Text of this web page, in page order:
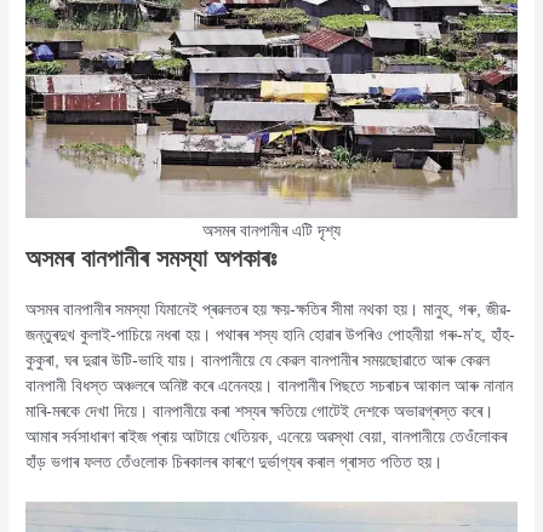
অসমৰ বানপানীৰ এটি দৃশ্য
অসমৰ বানপানীৰ সমস্যা অপকাৰঃ
অসমৰ বানপানীৰ সমস্যা যিমানেই প্ৰৱলতৰ হয় ক্ষয়-ক্ষতিৰ সীমা নথকা হয়। মানুহ, গৰু, জীৱ-
জন্তুৰদুখ কুলাই-পাচিয়ে নধৰা হয়। পথাৰৰ শস্য হানি হোৱাৰ উপৰিও পোহনীয়া গৰু-ম’হ, হাঁহ-
কুকুৰা, ঘৰ দুৱাৰ উটি-ভাহি যায়। বানপানীয়ে যে কেৱল বানপানীৰ সময়ছোৱাতে আৰু কেৱল
বানপানী বিধস্ত অঞ্চলৰে অনিষ্ট কৰে এনেনহয়। বানপানীৰ পিছতে সচৰাচৰ আকাল আৰু নানান
মাৰি-মৰকে দেখা দিয়ে। বানপানীয়ে কৰা শস্যৰ ক্ষতিয়ে গোটেই দেশকে অভাৱগ্ৰস্ত কৰে।
আমাৰ সৰ্বসাধাৰণ ৰাইজ প্ৰায় আটায়ে খেতিয়ক, এনেয়ে অৱস্থা বেয়া, বানপানীয়ে তেওঁলোকৰ
হাঁড় ভগাৰ ফলত তেঁওলোক চিৰকালৰ কাৰণে দুৰ্ভাগ্যৰ কৰাল গ্ৰাসত পতিত হয়।